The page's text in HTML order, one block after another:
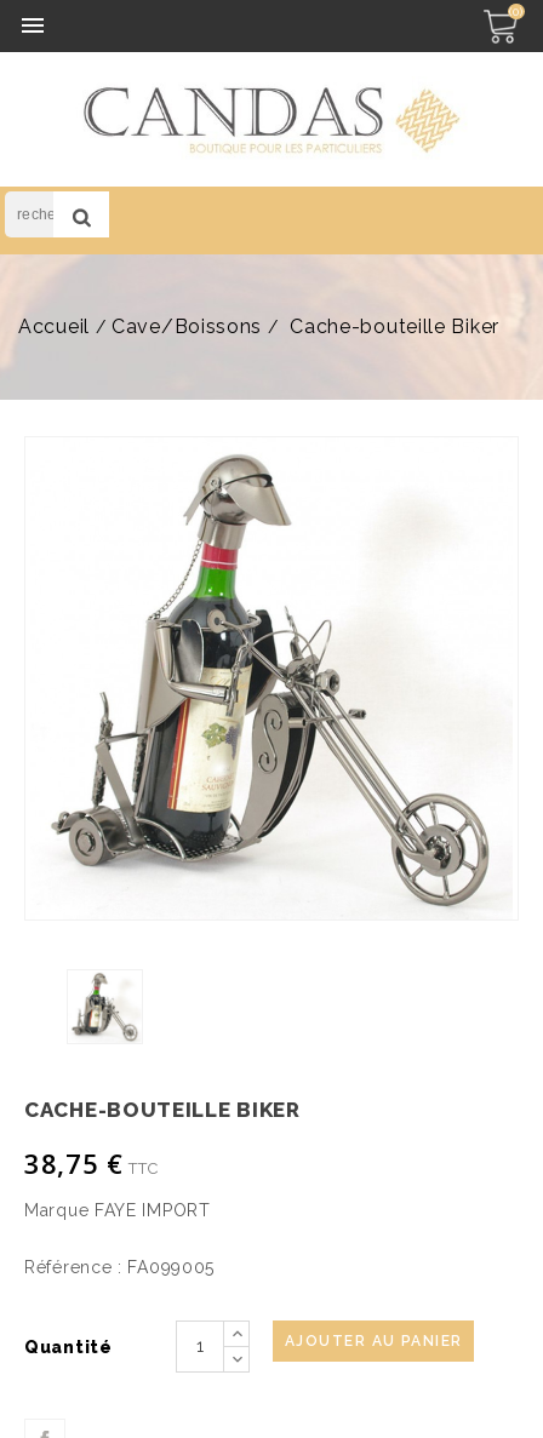
 (0)
Accueil Cave/Boissons Cache-bouteille Biker
CACHE-BOUTEILLE BIKER
38,75 € TTC
Marque FAYE IMPORT
Référence : FA099005
Quantité AJOUTER AU PANIER